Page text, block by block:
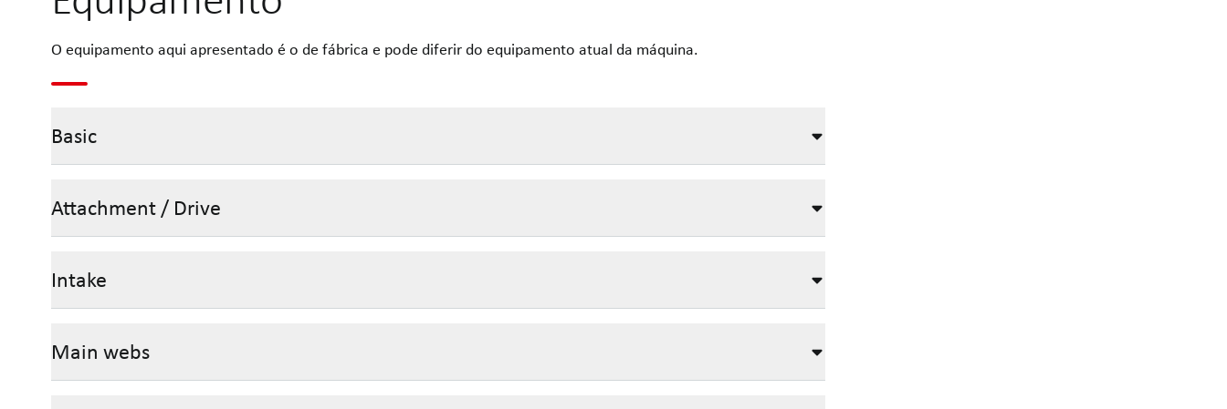
O equipamento aqui apresentado é o de fábrica e pode diferir do equipamento atual da máquina.
Basic
Attachment / Drive
Intake
Main webs